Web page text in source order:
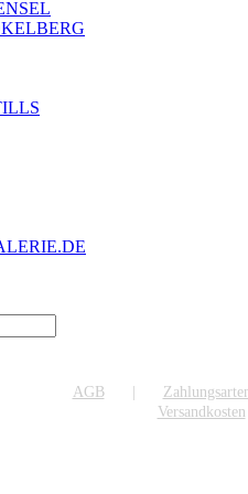
AGB
Versandkosten